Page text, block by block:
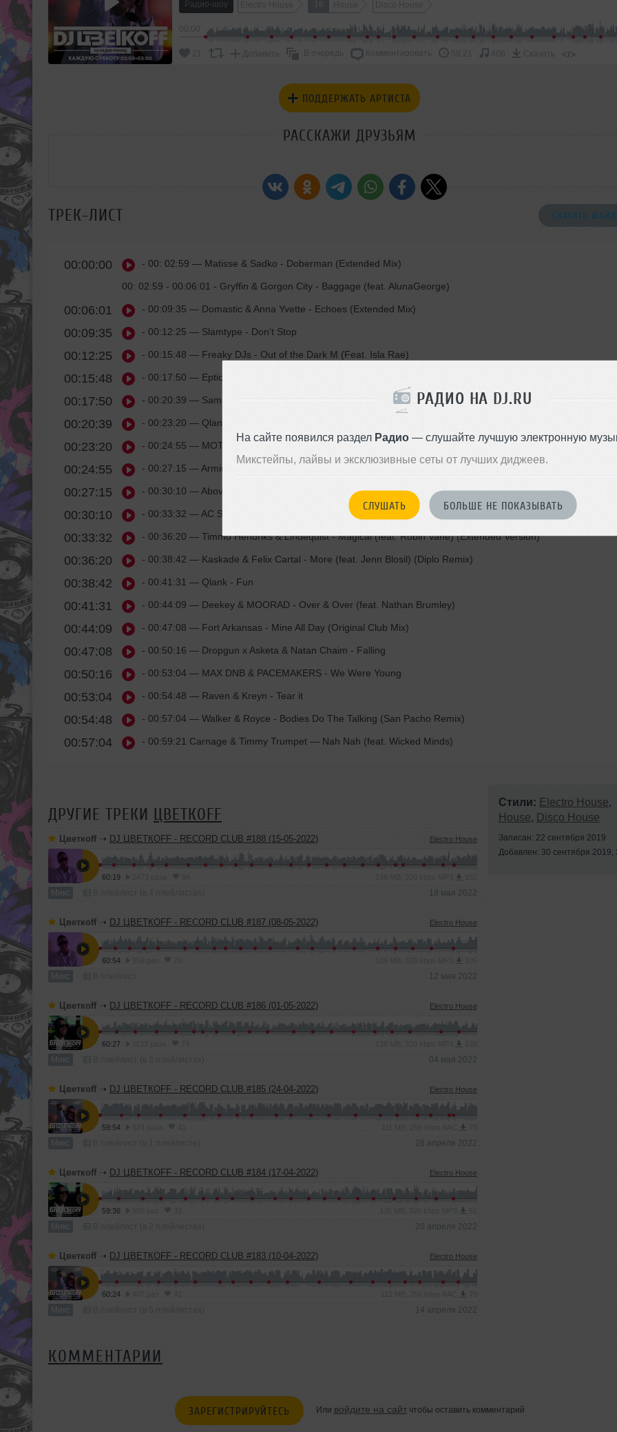
РАДИО НА DJ.RU
На сайте появился раздел Радио— слушайте лучшую электронную
Микстейпы, лайвы и эксклюзивные сеты от лучших диджеев.
СЛУШАТЬ БОЛЬШЕ НЕ ПОКАЗЫВАТЬ
Радио-шоу Electro House 16 House Disco House
21 Добавить В очередь Комментировать 59:21 406 Скачать </>
ПОДДЕРЖАТЬ АРТИСТА
РАССКАЖИ ДРУЗЬЯМ
ТРЕК-ЛИСТ СКАЧАТЬ ФАЙЛ
00:00:00 - 00: 02:59 — Matisse & Sadko - Doberman (Extended Mix)
00: 02:59 - 00:06:01 - Gryffin & Gorgon City - Baggage (feat. AlunaGeorge)
00:06:01 - 00:09:35 — Domastic & Anna Yvette - Echoes (Extended Mix)
00:09:35 - 00:12:25 — Slamtype - Don't Stop
00:12:25 - 00:15:48 — Freaky DJs - Out of the Dark M (Feat. Isla Rae)
00:15:48 - 00:17:50 — Eptic - Violence
00:17:50 - 00:20:39 — Sam Feldt feat. RANI - Post Malone (Pharien Remix)
00:20:39 - 00:23:20 — Qlank - XTC
00:23:20 - 00:24:55 — MOTi x Riggi & Piros - Front 2 Back (Exodus x Vaigandt Remix)
00:24:55 - 00:27:15 — Armin van Buuren vs. Tempo Giusto - Mr. Navigator
00:27:15 - 00:30:10 — Above & Beyond - There's Only You (feat. Zoë Johnston) (No Mana Extended Remix)
00:30:10 - 00:33:32 — AC Slater - Laid Off
00:33:32 - 00:36:20 — Timmo Hendriks & Lindequist - Magical (feat. Robin Vane) (Extended Version)
00:36:20 - 00:38:42 — Kaskade & Felix Cartal - More (feat. Jenn Blosil) (Diplo Remix)
00:38:42 - 00:41:31 — Qlank - Fun
00:41:31 - 00:44:09 — Deekey & MOORAD - Over & Over (feat. Nathan Brumley)
00:44:09 - 00:47:08 — Fort Arkansas - Mine All Day (Original Club Mix)
00:47:08 - 00:50:16 — Dropgun x Asketa & Natan Chaim - Falling
00:50:16 - 00:53:04 — MAX DNB & PACEMAKERS - We Were Young
00:53:04 - 00:54:48 — Raven & Kreyn - Tear it
00:54:48 - 00:57:04 — Walker & Royce - Bodies Do The Talking (San Pacho Remix)
00:57:04 - 00:59:21 Carnage & Timmy Trumpet — Nah Nah (feat. Wicked Minds)
ДРУГИЕ ТРЕКИ ЦВЕТКОFF
Цветкоff ➝ DJ ЦВЕТКОFF - RECORD CLUB #188 (15-05-2022) Electro House
60:19
Микс 18 мая 2022
Цветкоff ➝ DJ ЦВЕТКОFF - RECORD CLUB #187 (08-05-2022) Electro House
60:54
Микс 12 мая 2022
Цветкоff ➝ DJ ЦВЕТКОFF - RECORD CLUB #186 (01-05-2022) Electro House
60:27
Микс 04 мая 2022
Цветкоff ➝ DJ ЦВЕТКОFF - RECORD CLUB #185 (24-04-2022) Electro House
59:54
Микс 28 апреля 2022
Цветкоff ➝ DJ ЦВЕТКОFF - RECORD CLUB #184 (17-04-2022) Electro House
59:36
Микс 20 апреля 2022
Цветкоff ➝ DJ ЦВЕТКОFF - RECORD CLUB #183 (10-04-2022) Electro House
60:24
Микс 14 апреля 2022
Стили: Electro House,
House, Disco House
Записан: 22 сентября 2019
Добавлен: 30 сентября 2019,
КОММЕНТАРИИ
ЗАРЕГИСТРИРУЙТЕСЬ Или войдите на сайтчтобы оставить комментарий